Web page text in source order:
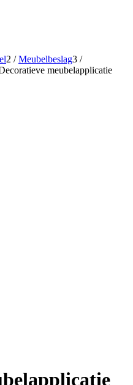
2 / Meubelbeslag3 /
meubelapplicatie